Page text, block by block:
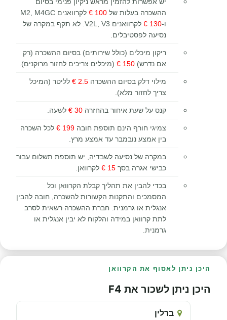
יש אפשרות להזמין מראש ניקיון פנימי בסיום
ההשכרה בעלות של 100 €
לקרוואנים M2, M4GC
ו-130 €
לקרוואנים V2L, V3. לא תקף במקרה של
נסיעה לפסטיבלים.
ריקון מיכלים (כולל שירותים) בסיום ההשכרה (רק
אם נדרש) 150 € (מיכלים צריכים לחזור מרוקנים).
מילוי דלק בסיום ההשכרה 2.5 €
לליטר (המיכל
צריך לחזור מלא).
קנס על שעת איחור בהחזרה 30 € לשעה.
צמיגי חורף הינם תוספת חובה 199 €
לכל השכרה
בין אמצע נובמבר עד אמצע מרץ.
במקרה של נסיעה לשבדיה, יש תוספת תשלום עבור
כבישי אגרה בסך 15 € לקרוואן.
בכדי להבין את תהליך קבלת הקרוואן וכל
המסמכים והתקנות הקשורות להשכרה, חובה להבין
אנגלית או גרמנית. חברת ההשכרה רשאית לסרב
לתת קרוואן במידה והלקוח לא יבין אנגלית או
גרמנית.
היכן ניתן לאסוף את הקרוואן
היכן ניתן לשכור את F4
ברלין